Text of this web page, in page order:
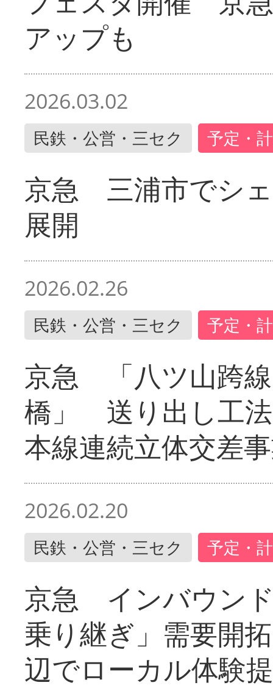
アップも
2026.03.02
民鉄・公営・三セク 予定・
京急 三浦市でシ
展開
2026.02.26
民鉄・公営・三セク 予定・
京急 「八ツ山跨
橋」 送り出し工
本線連続立体交差
2026.02.20
民鉄・公営・三セク 予定・
京急 インバウン
乗り継ぎ」需要開
辺でローカル体験